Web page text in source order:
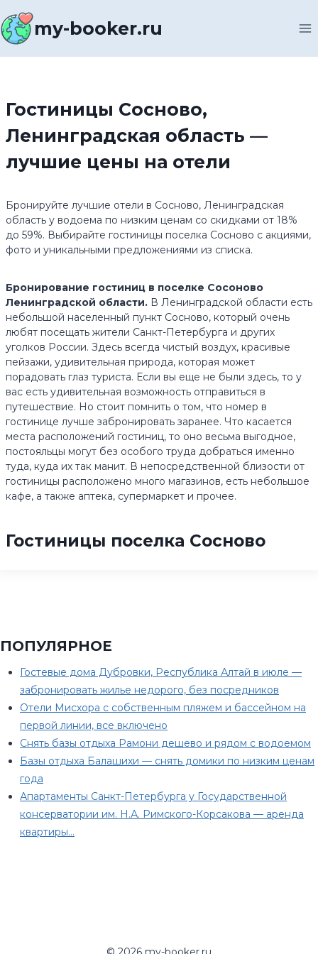
к
содержимомуmy-booker.ru
Гостиницы Сосново,
Ленинградская область —
лучшие цены на отели
Бронируйте лучшие отели в Сосново, Ленинградская
область у водоема по низким ценам со скидками от 18%
до 59%. Выбирайте гостиницы поселка Сосново с акциями,
фото и уникальными предложениями из списка.
Бронирование гостиниц в поселке Сосоново
Ленинградской области. В Ленинградской области есть
небольшой населенный пункт Сосново, который очень
любят посещать жители Санкт-Петербурга и других
уголков России. Здесь всегда чистый воздух, красивые
пейзажи, удивительная природа, которая может
порадовать глаз туриста. Если вы еще не были здесь, то у
вас есть удивительная возможность отправиться в
путешествие. Но стоит помнить о том, что номер в
гостинице лучше забронировать заранее. Что касается
места расположений гостиниц, то оно весьма выгодное,
постояльцы могут без особого труда добраться именно
туда, куда их так манит. В непосредственной близости от
гостиницы расположено много магазинов, есть небольшое
кафе, а также аптека, супермаркет и прочее.
Гостиницы поселка Сосново
ПОПУЛЯРНОЕ
Гостевые дома Дубровки, Республика Алтай в июле —
забронировать жилье недорого, без посредников
Отели Мисхора с собственным пляжем и бассейном на
первой линии, все включено
Снять базы отдыха Рамони дешево и рядом с водоемом
Базы отдыха Балашихи — снять домики по низким ценам
года
Апартаменты Санкт-Петербурга у Государственной
консерватории им. Н.А. Римского-Корсакова — аренда
квартиры…